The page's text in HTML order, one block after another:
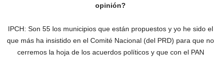
opinión?
IPCH: Son 55 los municipios que están propuestos y yo he sido el
que más ha insistido en el Comité Nacional (del PRD) para que no
cerremos la hoja de los acuerdos políticos y que con el PAN